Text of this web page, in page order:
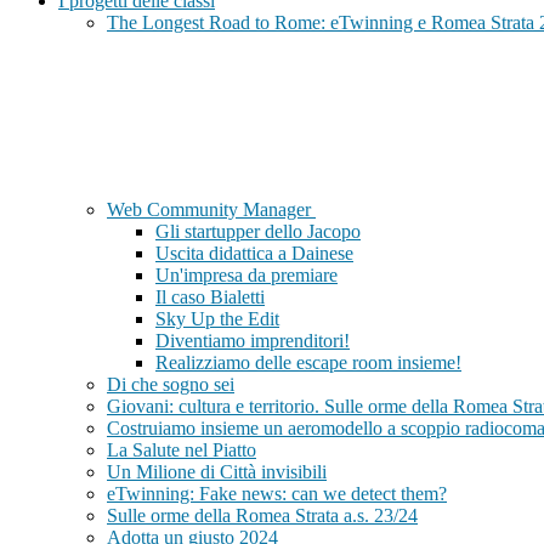
The Longest Road to Rome: eTwinning e Romea Strata
Web Community Manager
Gli startupper dello Jacopo
Uscita didattica a Dainese
Un'impresa da premiare
Il caso Bialetti
Sky Up the Edit
Diventiamo imprenditori!
Realizziamo delle escape room insieme!
Di che sogno sei
Giovani: cultura e territorio. Sulle orme della Romea
Costruiamo insieme un aeromodello a scoppio
La Salute nel Piatto
Un Milione di Città invisibili
eTwinning: Fake news: can we detect them?
Sulle orme della Romea Strata a.s. 23/24
Adotta un giusto 2024